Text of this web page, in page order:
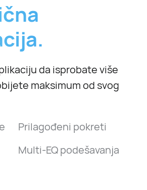
da isprobate više
maksimum od svog
Prilagođeni pokreti
Multi-EQ podešavanja